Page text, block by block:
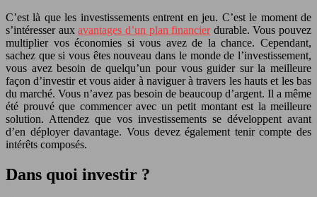
C’est là que les investissements entrent en jeu. C’est le moment de
s’intéresser auxavantages d’un plan financier durable. Vous pouvez
multiplier vos économies si vous avez de la chance. Cependant,
sachez que si vous êtes nouveau dans le monde de l’investissement,
vous avez besoin de quelqu’un pour vous guider sur la meilleure
façon d’investir et vous aider à naviguer à travers les hauts et les bas
du marché. Vous n’avez pas besoin de beaucoup d’argent. Il a même
été prouvé que commencer avec un petit montant est la meilleure
solution. Attendez que vos investissements se développent avant
d’en déployer davantage. Vous devez également tenir compte des
intérêts composés.
Dans quoi investir ?